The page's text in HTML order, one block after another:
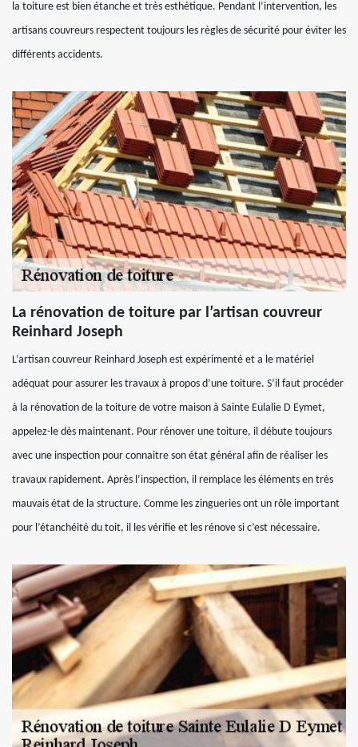
la toiture est bien étanche et très esthétique. Pendant l’intervention, les
artisans couvreurs respectent toujours les règles de sécurité pour éviter les
différents accidents.
La rénovation de toiture par l’artisan couvreur
Reinhard Joseph
L’artisan couvreur Reinhard Joseph est expérimenté et a le matériel
adéquat pour assurer les travaux à propos d’une toiture. S’il faut procéder
à la rénovation de la toiture de votre maison à Sainte Eulalie D Eymet,
appelez-le dès maintenant. Pour rénover une toiture, il débute toujours
avec une inspection pour connaitre son état général afin de réaliser les
travaux rapidement. Après l’inspection, il remplace les éléments en très
mauvais état de la structure. Comme les zingueries ont un rôle important
pour l’étanchéité du toit, il les vérifie et les rénove si c’est nécessaire.